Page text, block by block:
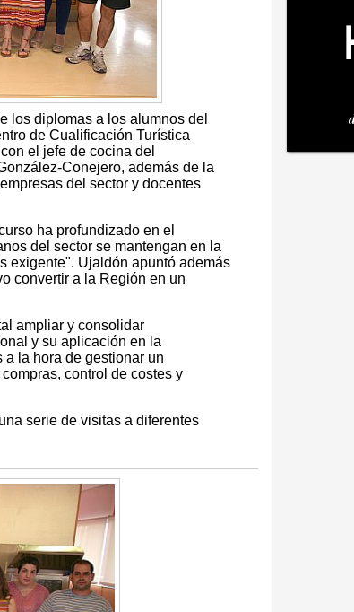
los diplomas a los alumnos del
de Cualificación Turística
el jefe de cocina del
Conejero, además de la
del sector y docentes
ha profundizado en el
del sector se mantengan en la
exigente". Ujaldón apuntó además
convertir a la Región en un
ampliar y consolidar
y su aplicación en la
la hora de gestionar un
control de costes y
serie de visitas a diferentes